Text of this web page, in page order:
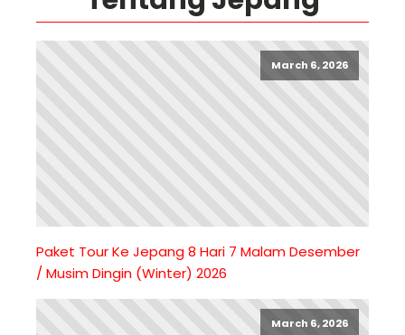
March 6, 2026
Paket Tour Ke Jepang 8 Hari 7 Malam Desember
/ Musim Dingin (Winter) 2026
March 6, 2026